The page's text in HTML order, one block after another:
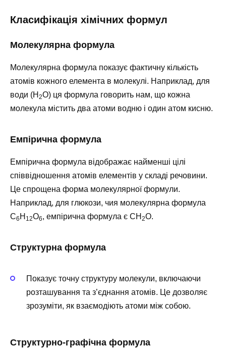
Класифікація хімічних формул
Молекулярна формула
Молекулярна формула показує фактичну кількість
атомів кожного елемента в молекулі. Наприклад, для
води (H 2O) ця формула говорить нам, що кожна
молекула містить два атоми водню і один атом кисню.
Емпірична формула
Емпірична формула відображає найменші цілі
співвідношення атомів елементів у складі речовини.
Це спрощена форма молекулярної формули.
Наприклад, для глюкози, чия молекулярна формула
C6 H 12O6, емпірична формула є CH 2O.
Структурна формула
Показує точну структуру молекули, включаючи
розташування та з’єднання атомів. Це дозволяє
зрозуміти, як взаємодіють атоми між собою.
Структурно-графічна формула